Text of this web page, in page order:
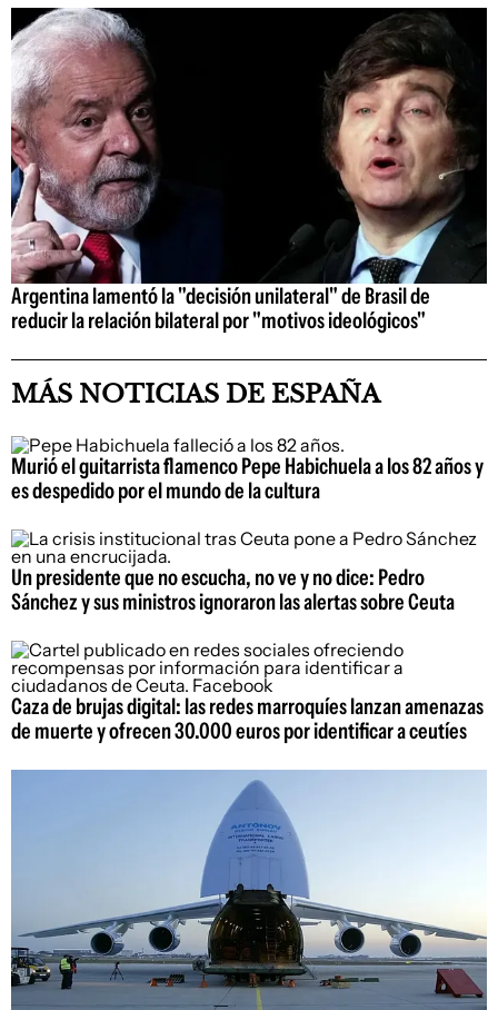
Argentina lamentó la "decisión unilateral" de Brasil de
reducir la relación bilateral por "motivos ideológicos"
MÁS NOTICIAS DE ESPAÑA
Murió el guitarrista flamenco Pepe Habichuela a los 82 años y
es despedido por el mundo de la cultura
Un presidente que no escucha, no ve y no dice: Pedro
Sánchez y sus ministros ignoraron las alertas sobre Ceuta
Caza de brujas digital: las redes marroquíes lanzan amenazas
de muerte y ofrecen 30.000 euros por identificar a ceutíes